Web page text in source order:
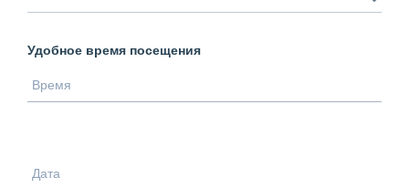
Удобное время посещения